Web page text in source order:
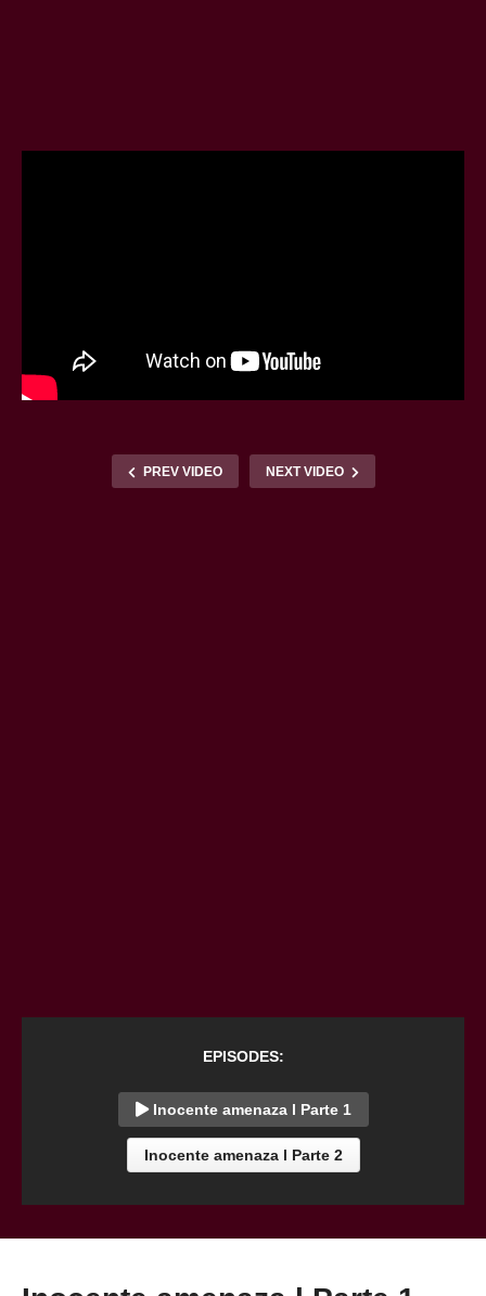
PREV VIDEO NEXT VIDEO
EPISODES:
Inocente amenaza l Parte 1
Inocente amenaza l Parte 2